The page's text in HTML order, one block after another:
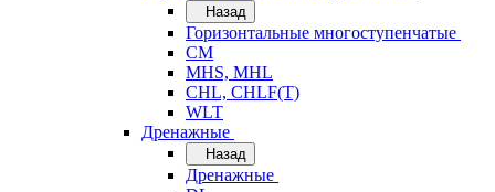
Назад
Горизонтальные многоступенчатые
CM
MHS, MHL
CHL, CHLF(T)
WLT
Дренажные
Назад
Дренажные